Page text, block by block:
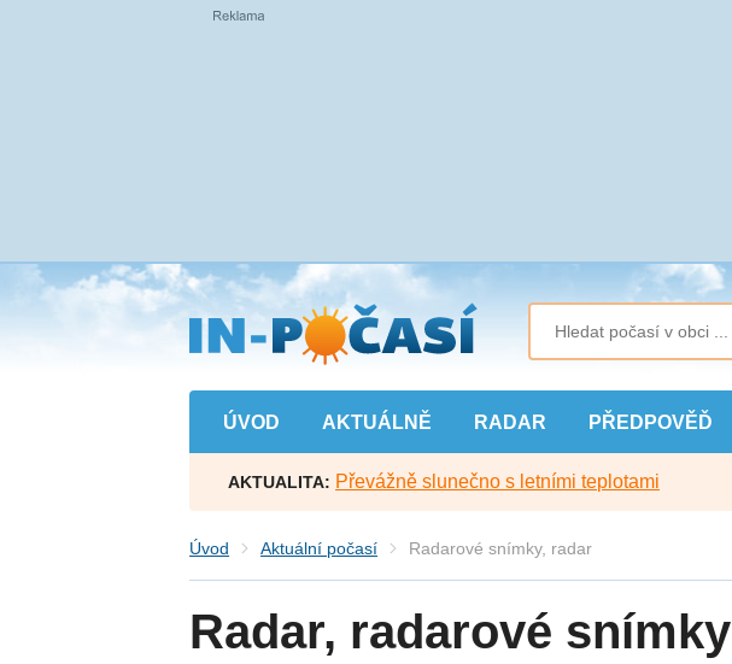
Přejít
na
hlavní
obsah
ÚVOD AKTUÁLNĚ RADAR PŘEDPOVĚĎ
AKTUALITA: Převážně slunečno s letními teplotami
Úvod Aktuální počasí Radarové snímky, radar
Radar, radarové snímky